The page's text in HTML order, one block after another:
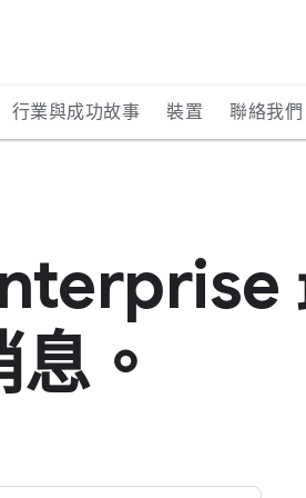
行業與成功故事 裝置 聯絡我們
息。